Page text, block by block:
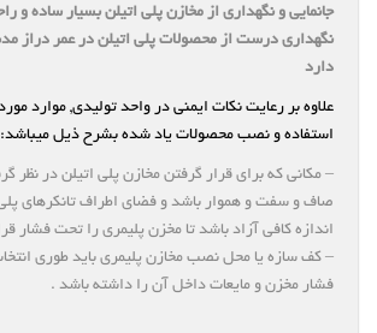
جانمایی و نگهداری از مخازن پلی اتیلن بسیار ساده و
نگهداری درست از محصولات پلی اتیلن در عمر دراز
دارد
علاوه بر رعایت نکات ایمنی در واحد تولیدی, موارد
استفاده و نصب محصولات یاد شده بشرح ذیل میباشد:
– مکانی که برای قرار گرفتن مخازن پلی اتیلن در نظر
صاف و سفت و هموار باشد و فضای اطراف تانکرهای پلی
اندازه کافی آزاد باشد تا مخزن پلیمری را تحت فشار
– کف سازه یا محل نصب مخازن پلیمری باید طوری
فشار مخزن و مایعات داخل آن را داشته باشد .